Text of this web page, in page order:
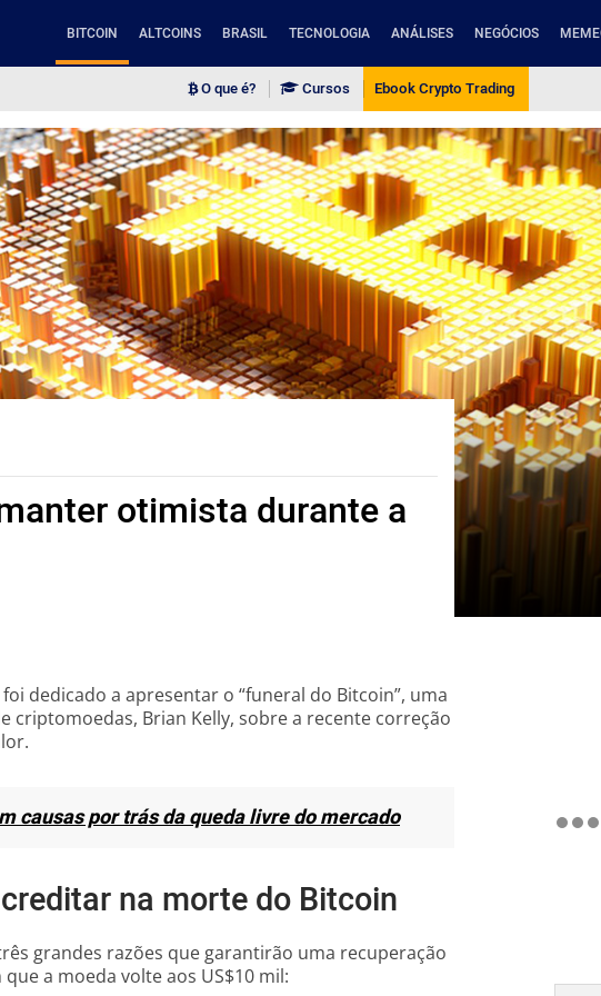
BITCOIN ALTCOINS BRASIL TECNOLOGIA ANÁLISES NEGÓCIOS
O que é? Cursos Ebook Crypto Trading
otimista durante a
dedicado a apresentar o “funeral do Bitcoin”, uma
criptomoedas, Brian Kelly, sobre a recente correção
causas por trás da queda livre do mercado
na morte do Bitcoin
grandes razões que garantirão uma recuperação
a moeda volte aos US$10 mil: